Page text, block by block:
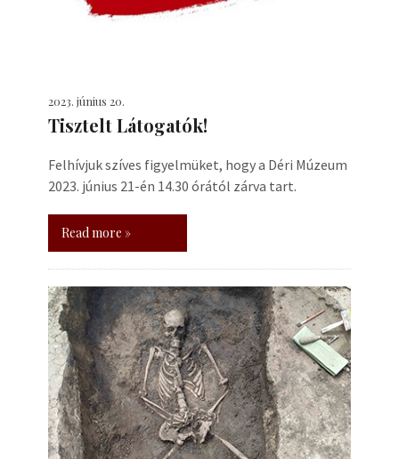
2023. június 20.
Tisztelt Látogatók!
Felhívjuk szíves figyelmüket, hogy a Déri Múzeum
2023. június 21-én 14.30 órától zárva tart.
Read more »